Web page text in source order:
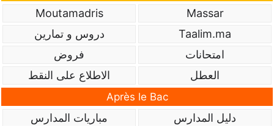
Massar
Moutamadris
Taalim.ma
دروس و تمارين
امتحانات
فروض
العطل
الاطلاع على النقط
Après le Bac
دليل المدارس
مباريات المدارس